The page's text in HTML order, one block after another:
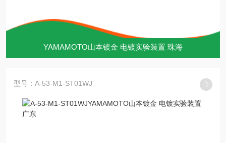
YAMAMOTO山本镀金 电镀实验装置 珠海
型号：A-53-M1-ST01WJ